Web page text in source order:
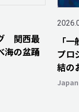
関西最
海の盆踊
「
プロ
結の
ちが